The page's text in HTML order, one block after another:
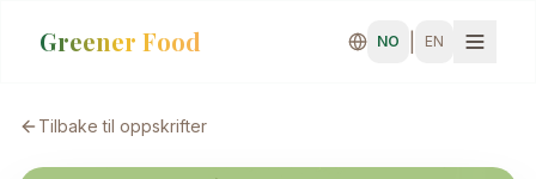
Greener Food NO EN
Tilbake til oppskrifter